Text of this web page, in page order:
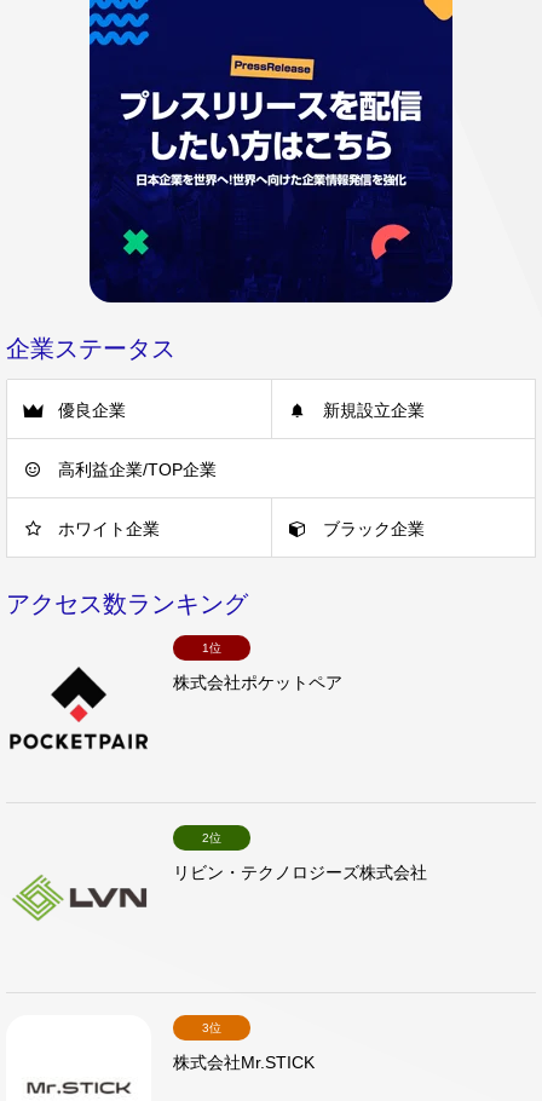
企業ステータス
優良企業 新規設立企業
高利益企業/TOP企業
ホワイト企業 ブラック企業
アクセス数ランキング
1位
株式会社ポケットペア
2位
リビン・テクノロジーズ株式会社
3位
株式会社Mr.STICK